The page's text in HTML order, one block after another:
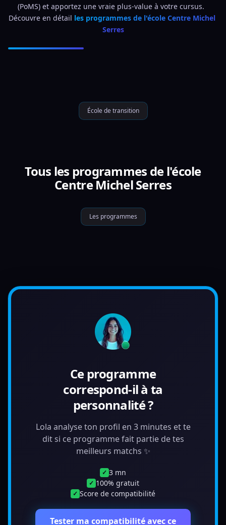
(PoMS) et apportez une vraie plus-value à votre cursus.
Découvre en détail les programmes de l'école Centre Michel
Serres
École de transition
Tous les programmes de l'école
Centre Michel Serres
Les programmes
Ce programme
correspond-il à ta
personnalité ?
Lola analyse ton profil en 3 minutes et te
dit si ce programme fait partie de tes
meilleurs matchs ✨
✓ 3 mn
✓ 100% gratuit
✓ Score de compatibilité
Tester ma compatibilité avec ce